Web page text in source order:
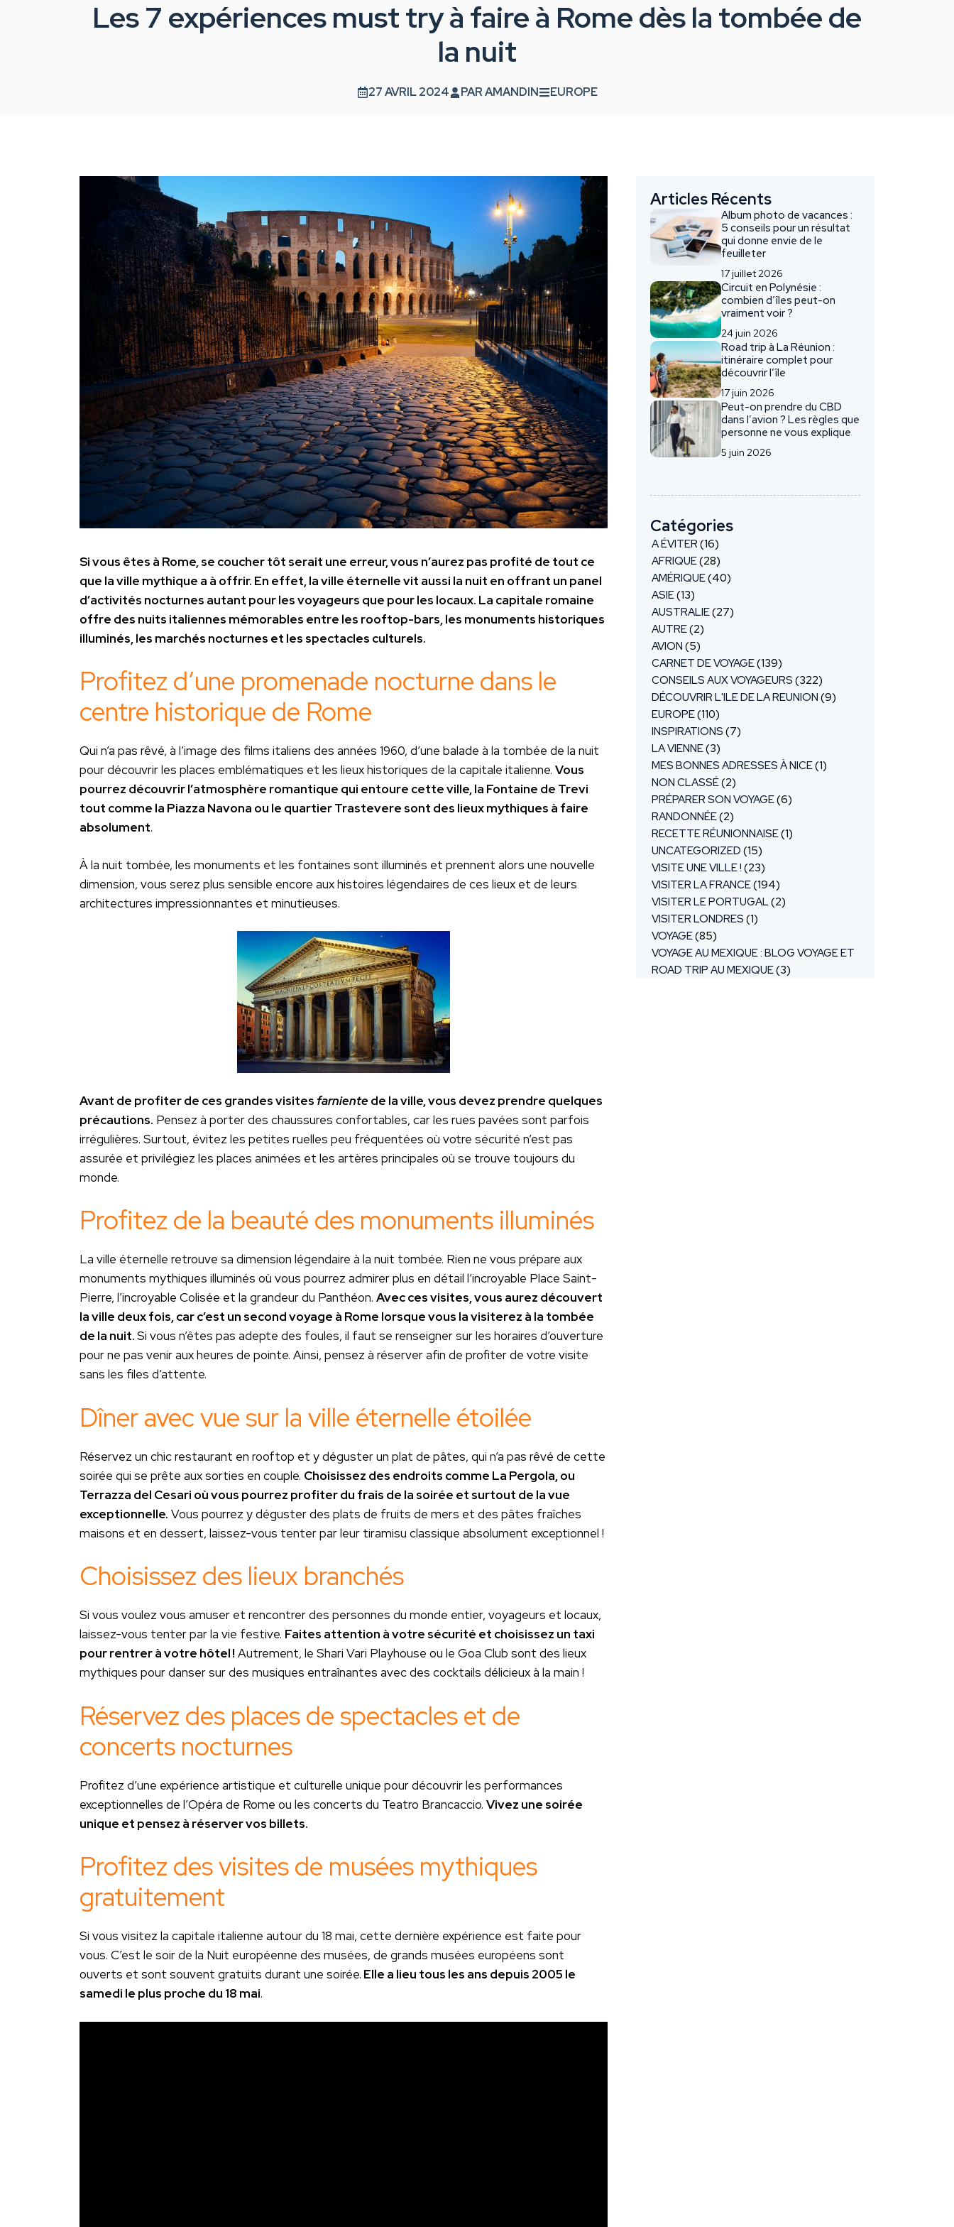
Les 7 expériences must try à faire à Rome dès la tombée de
la nuit
27 AVRIL 2024 PARAMANDIN EUROPE
Si vous êtes à Rome, se coucher tôt serait une erreur, vous n’aurez pas profité de tout ce
que la ville mythique a à offrir. En effet, la ville éternelle vit aussi la nuit en offrant un panel
d’activités nocturnes autant pour les voyageurs que pour les locaux. La capitale romaine
offre des nuits italiennes mémorables entre les rooftop-bars, les monuments historiques
illuminés, les marchés nocturnes et les spectacles culturels.
Profitez d’une promenade nocturne dans le
centre historique de Rome
Qui n’a pas rêvé, à l’image des films italiens des années 1960, d’une balade à la tombée de la nuit
pour découvrir les places emblématiques et les lieux historiques de la capitale italienne. Vous
pourrez découvrir l’atmosphère romantique qui entoure cette ville, la Fontaine de Trevi
tout comme la Piazza Navona ou le quartier Trastevere sont des lieux mythiques à faire
absolument.
À la nuit tombée, les monuments et les fontaines sont illuminés et prennent alors une nouvelle
dimension, vous serez plus sensible encore aux histoires légendaires de ces lieux et de leurs
architectures impressionnantes et minutieuses.
Avant de profiter de ces grandes visites farniente de la ville, vous devez prendre quelques
précautions. Pensez à porter des chaussures confortables, car les rues pavées sont parfois
irrégulières. Surtout, évitez les petites ruelles peu fréquentées où votre sécurité n’est pas
assurée et privilégiez les places animées et les artères principales où se trouve toujours du
monde.
Profitez de la beauté des monuments illuminés
La ville éternelle retrouve sa dimension légendaire à la nuit tombée. Rien ne vous prépare aux
monuments mythiques illuminés où vous pourrez admirer plus en détail l’incroyable Place Saint-
Pierre, l’incroyable Colisée et la grandeur du Panthéon. Avec ces visites, vous aurez découvert
la ville deux fois, car c’est un second voyage à Rome lorsque vous la visiterez à la tombée
de la nuit.Si vous n’êtes pas adepte des foules, il faut se renseigner sur les horaires d’ouverture
pour ne pas venir aux heures de pointe. Ainsi, pensez à réserver afin de profiter de votre visite
sans les files d’attente.
Dîner avec vue sur la ville éternelle étoilée
Réservez un chic restaurant en rooftop et y déguster un plat de pâtes, qui n’a pas rêvé de cette
soirée qui se prête aux sorties en couple. Choisissez des endroits comme La Pergola, ou
Terrazza del Cesari où vous pourrez profiter du frais de la soirée et surtout de la vue
exceptionnelle. Vous pourrez y déguster des plats de fruits de mers et des pâtes fraîches
maisons et en dessert, laissez-vous tenter par leur tiramisu classique absolument exceptionnel !
Choisissez des lieux branchés
Si vous voulez vous amuser et rencontrer des personnes du monde entier, voyageurs et locaux,
laissez-vous tenter par la vie festive. Faites attention à votre sécurité et choisissez un taxi
pour rentrer à votre hôtel ! Autrement, le Shari Vari Playhouse ou le Goa Club sont des lieux
mythiques pour danser sur des musiques entraînantes avec des cocktails délicieux à la main !
Réservez des places de spectacles et de
concerts nocturnes
Profitez d’une expérience artistique et culturelle unique pour découvrir les performances
exceptionnelles de l’Opéra de Rome ou les concerts du Teatro Brancaccio. Vivez une soirée
unique et pensez à réserver vos billets.
Profitez des visites de musées mythiques
gratuitement
Si vous visitez la capitale italienne autour du 18 mai, cette dernière expérience est faite pour
vous. C’est le soir de la Nuit européenne des musées, de grands musées européens sont
ouverts et sont souvent gratuits durant une soirée. Elle a lieu tous les ans depuis 2005 le
samedi le plus proche du 18 mai.
Articles Récents
Album photo de vacances :
5 conseils pour un résultat
qui donne envie de le
feuilleter
17 juillet 2026
Circuit en Polynésie :
combien d’îles peut-on
vraiment voir ?
24 juin 2026
Road trip à La Réunion :
itinéraire complet pour
découvrir l’île
17 juin 2026
Peut-on prendre du CBD
dans l’avion ? Les règles que
personne ne vous explique
5 juin 2026
Catégories
A ÉVITER (16)
AFRIQUE(28)
AMÉRIQUE(40)
ASIE(13)
AUSTRALIE(27)
AUTRE(2)
AVION (5)
CARNET DE VOYAGE(139)
CONSEILS AUX VOYAGEURS (322)
DÉCOUVRIR L'ILE DE LA REUNION (9)
EUROPE(110)
INSPIRATIONS (7)
LA VIENNE(3)
MES BONNES ADRESSES À NICE(1)
NON CLASSÉ(2)
PRÉPARER SON VOYAGE(6)
RANDONNÉE(2)
RECETTE RÉUNIONNAISE(1)
UNCATEGORIZED (15)
VISITE UNE VILLE ! (23)
VISITER LA FRANCE(194)
VISITER LE PORTUGAL(2)
VISITER LONDRES (1)
VOYAGE(85)
VOYAGE AU MEXIQUE : BLOG VOYAGE ET
ROAD TRIP AU MEXIQUE(3)